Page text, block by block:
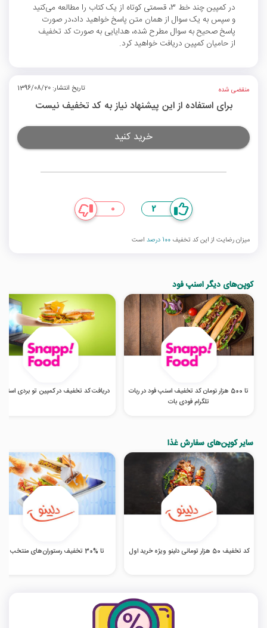
در کمپین چند خط 3، قسمتی کوتاه از یک کتاب را مطالعه می‌کنید
و سپس به یک سوال از همان متن پاسخ خواهید داد،در صورت
پاسخ صحیح به سوال مطرح شده، هدایایی به صورت کد تخفیف
از حامیان کمپین دریافت خواهید کرد.
منقضی شده تاریخ انتشار: 1396/08/20
برای استفاده از این پیشنهاد نیاز به کد تخفیف نیست
خرید کنید
2
0
میزان رضایت از این کد تخفیف 100 درصد است
کوپن‌های دیگر اسنپ فود
تا 500 هزار تومان کد تخفیف اسنپ فود در ربات
تلگرام فودی بات
دریافت کد تخفیف در کمپین تو بردی اسنپ
سایر کوپن‌های سفارش غذا
کد تخفیف 50 هزار تومانی دلینو ویژه خرید اول تا %30 تخفیف رستوران‌های منتخب دلینو